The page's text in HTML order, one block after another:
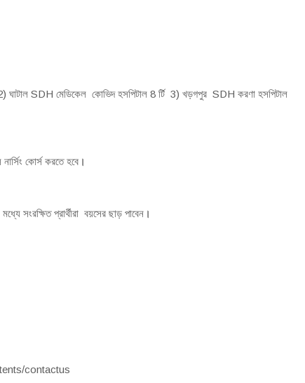
ঘাটাল SDH মেডিকেল কোভিদ হসপিটাল 8 র্টি 3) খড়গপুর SDH করণা হসপিটাল
কোর্স করতে হবে।
সংরক্ষিত প্রার্থীরা বয়সের ছাড় পাবেন।
contactus